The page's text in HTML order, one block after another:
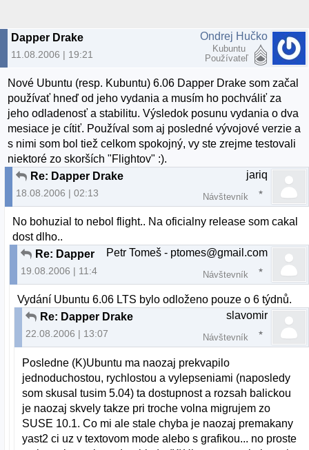
Dapper Drake
11.08.2006 | 19:21
Ondrej Hučko
Kubuntu
Používateľ
Nové Ubuntu (resp. Kubuntu) 6.06 Dapper Drake som začal
používať hneď od jeho vydania a musím ho pochváliť za
jeho odladenosť a stabilitu. Výsledok posunu vydania o dva
mesiace je cítiť. Používal som aj posledné vývojové verzie a
s nimi som bol tiež celkom spokojný, vy ste zrejme testovali
niektoré zo skorších "Flightov" :).
Re: Dapper Drake
18.08.2006 | 02:13
jariq
Návštevník
No bohuzial to nebol flight.. Na oficialny release som cakal
dost dlho..
Re: Dapper Drake
19.08.2006 | 11:41
Petr Tomeš - ptomes@gmail.com
Návštevník
Vydání Ubuntu 6.06 LTS bylo odloženo pouze o 6 týdnů.
Re: Dapper Drake
22.08.2006 | 13:07
slavomir
Návštevník
Posledne (K)Ubuntu ma naozaj prekvapilo
jednoduchostou, rychlostou a vylepseniami (naposledy
som skusal tusim 5.04) ta dostupnost a rozsah balickou
je naozaj skvely takze pri troche volna migrujem zo
SUSE 10.1. Co mi ale stale chyba je naozaj premakany
yast2 ci uz v textovom mode alebo s grafikou... no proste